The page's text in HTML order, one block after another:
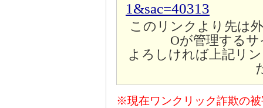
1&sac=40313
このリンクより先は
Oが管理する
よろしければ上記リ
※現在ワンクリック詐欺の